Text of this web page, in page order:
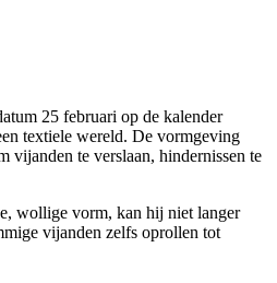
25 februari op de kalender
textiele wereld. De vormgeving
vijanden te verslaan, hindernissen te
wollige vorm, kan hij niet langer
vijanden zelfs oprollen tot